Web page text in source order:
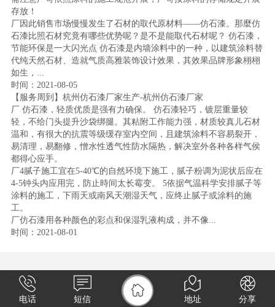
存放！
厂因此销售市场慢慢发生了石材的取代原材料——仿石漆。那麼仿
石漆比照石材究竟有哪些优势呢？是不是能取代石材呢？ 仿石漆，
节能环保是一大闪光点 仿石漆是内墙涂料中的一种，以建筑涂料替
代纯天然石材、造就气质高雅装饰设计效果，其效果品牌形象栩栩
如生，...
时间：2021-08-05
【服务周到】杭州仿石漆厂家生产-杭州仿石漆厂家
厂 仿石漆，轻质优质是强有力确保。 仿石漆轻巧，镀层重量较
轻，不给门头提升沙袋绑腿。其粘附工作能力强，材质较真儿石材
温和，有很大的抗震等级缓存室内空间，且建筑涂料不容易裂开，
易清理，易翻修，憎水性透气性防水隔热，解决室外各种各样气侯
都得心应手。
厂4腻子施工宜在5-40℃的自然环境下施工，腻子粉调为泥状后应在
4-5钟头内应用完，防止時间太长霉变。 5依据气温科学安排腻子等
涂料的施工，下雨天或南风天潮湿天气，应终止腻子或涂料的施
工。
厂仿石漆用各种颜色的彩点和保湿乳液构成，并不像...
时间：2021-08-01
电话 短信 地址 分享